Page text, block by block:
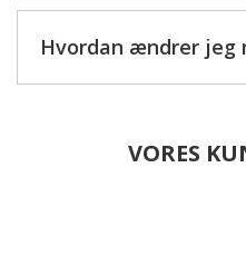
Hvordan ændrer jeg
VORES